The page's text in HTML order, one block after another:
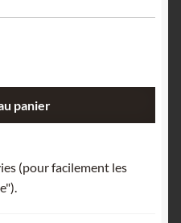
panier
(pour facilement les